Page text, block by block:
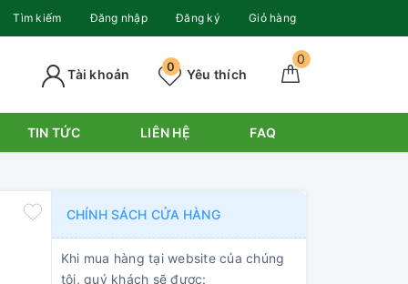
Tìm kiếm Đăng nhập Đăng ký Giỏ hàng
0
Yêu thích
0
Tài khoản
TIN TỨC LIÊN HỆ FAQ
CHÍNH SÁCH CỬA HÀNG
Khi mua hàng tại website của chúng
tôi, quý khách sẽ được: